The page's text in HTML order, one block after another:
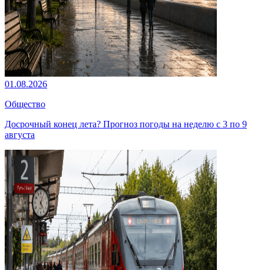
01.08.2026
Общество
Досрочный конец лета? Прогноз погоды на неделю с 3 по 9
августа